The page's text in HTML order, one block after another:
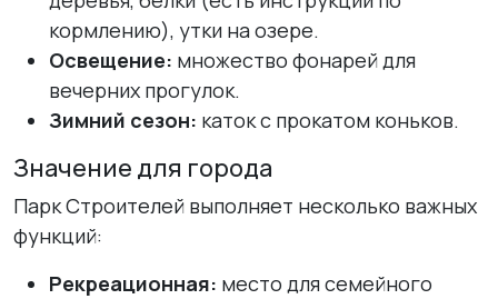
кормлению), утки на озере.
Освещение: множество фонарей для
вечерних прогулок.
Зимний сезон: каток с прокатом коньков.
Значение для города
Парк Строителей выполняет несколько важных
функций:
Рекреационная: место для семейного